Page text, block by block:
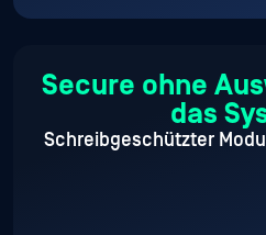
Secure ohne
das
Schreibgeschützter